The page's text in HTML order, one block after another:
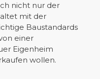
nicht nur der
mit der
Baustandards
einer
Eigenheim
wollen.